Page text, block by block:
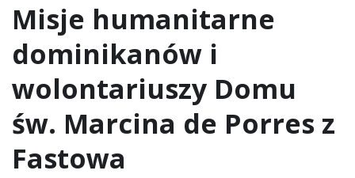
Misje humanitarne
dominikanów i
wolontariuszy Domu
św. Marcina de Porres z
Fastowa